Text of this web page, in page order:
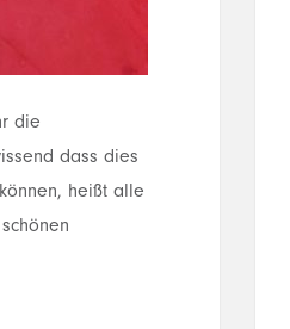
die
dass dies
heißt alle